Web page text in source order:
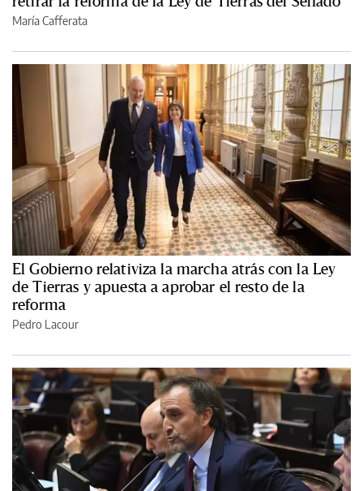
María Cafferata
El Gobierno relativiza la marcha atrás con la Ley
de Tierras y apuesta a aprobar el resto de la
reforma
Pedro Lacour